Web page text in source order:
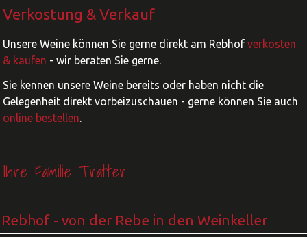
Verkostung & Verkauf
Unsere Weine können Sie gerne direkt am Rebhof verkosten
& kaufen - wir beraten Sie gerne.
Sie kennen unsere Weine bereits oder haben nicht die
Gelegenheit direkt vorbeizuschauen - gerne können Sie auch
online bestellen.
Ihre Familie Tratter
Rebhof - von der Rebe in den Weinkeller